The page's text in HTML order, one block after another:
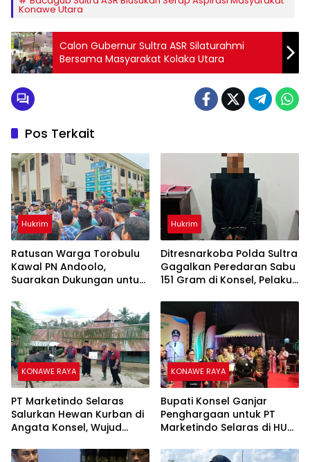
Konawe Utara
Calon Gubernur Sultra ASR Silaturahmi
Bersama Masyarakat Kolaka Utara
Pos Terkait
Hukrim
‎Ratusan Warga Torobulu
Kawal PN Andoolo,
Suarakan Dukungan untuk
Hukrim
Ditresnarkoba Polda Sultra
Gagalkan Peredaran Sabu
151 Gram di Konsel, Pelaku
Narapidana di Dalam
Lapas
KONAWE RAYA
PT Marketindo Selaras
Salurkan Hewan Kurban di
Angata Konsel, Wujud
1447
KONAWE RAYA
Bupati Konsel Ganjar
Penghargaan untuk PT
Marketindo Selaras di HUT